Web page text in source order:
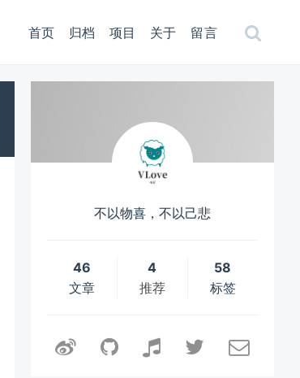
首页 归档 项目 关于 留言
不以物喜，不以己悲
46
文章
4
推荐
58
标签